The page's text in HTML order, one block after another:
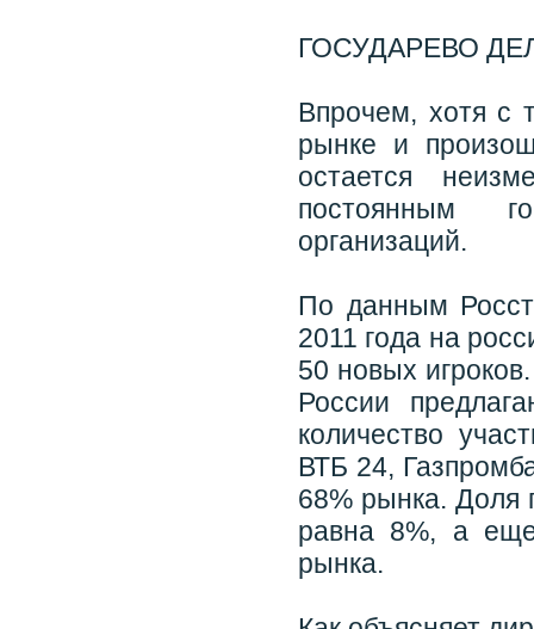
ГОСУДАРЕВО
Впрочем, хотя с
рынке и
остается
постоянным
организаций.
По данным
2011 года на
50 новых
России
количество
ВТБ 24,
68% рынка. Доля
равна 8%, а еще
рынка.